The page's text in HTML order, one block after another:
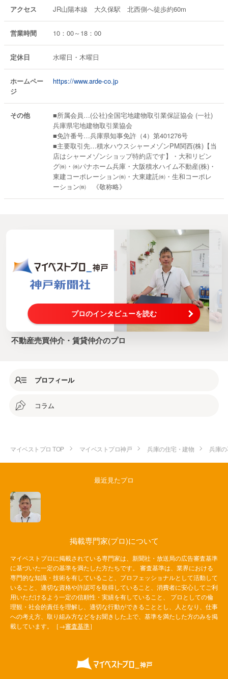
アクセス JR山陽本線 大久保駅 北西側へ徒歩約60m
営業時間 10：00～18：00
定休日 水曜日・木曜日
ホームペー
ジ
https://www.arde-co.jp
その他
■所属会員…(公社)全国宅地建物取引業保証協会 (一社)
兵庫県宅地建物取引業協会
■免許番号…兵庫県知事免許（4）第401276号
■主要取引先…積水ハウスシャーメゾンPM関西(株)【当
店はシャーメゾンショップ特約店です】・大和リビン
グ㈱・㈱パナホーム兵庫・大阪積水ハイム不動産(株)・
東建コーポレーション㈱・大東建託㈱・生和コーポレ
ーション㈱ 《敬称略》
プロのインタビューを読む
不動産売買仲介・賃貸仲介のプロ
プロフィール
コラム
マイベストプロ TOP マイベストプロ神戸 兵庫の住宅・建物 兵庫
最近見たプロ
掲載専門家(プロ)について
マイベストプロに掲載されている専門家は、新聞社・放送局の広告審査基準
に基づいた一定の基準を満たした方たちです。 審査基準は、業界における
専門的な知識・技術を有していること、プロフェッショナルとして活動して
いること、適切な資格や許認可を取得していること、消費者に安心してご利
用いただけるよう一定の信頼性・実績を有していること、 プロとしての倫
理観・社会的責任を理解し、適切な行動ができることとし、人となり、仕事
への考え方、取り組み方などをお聞きした上で、基準を満たした方のみを掲
載しています。［→審査基準］